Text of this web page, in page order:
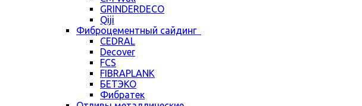
GRINDERDECO
Qiji
Фиброцементный сайдинг
CEDRAL
Decover
FCS
FIBRAPLANK
БЕТЭКО
Фибратек